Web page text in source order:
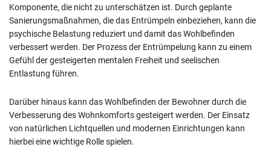
Komponente, die nicht zu unterschätzen ist. Durch geplante
Sanierungsmaßnahmen, die das Entrümpeln einbeziehen, kann die
psychische Belastung reduziert und damit das Wohlbefinden
verbessert werden. Der Prozess der Entrümpelung kann zu einem
Gefühl der gesteigerten mentalen Freiheit und seelischen
Entlastung führen.
Darüber hinaus kann das Wohlbefinden der Bewohner durch die
Verbesserung des Wohnkomforts gesteigert werden. Der Einsatz
von natürlichen Lichtquellen und modernen Einrichtungen kann
hierbei eine wichtige Rolle spielen.